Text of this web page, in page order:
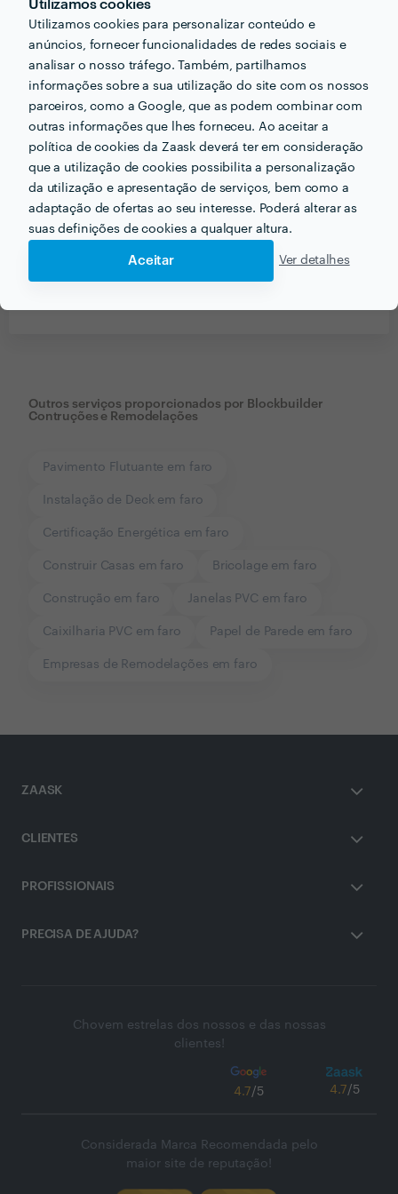
Utilizamos cookies
Utilizamos cookies para personalizar conteúdo e
anúncios, fornecer funcionalidades de redes sociais e
analisar o nosso tráfego. Também, partilhamos
informações sobre a sua utilização do site com os nossos
parceiros, como a Google, que as podem combinar com
outras informações que lhes forneceu. Ao aceitar a
política de cookies da Zaask deverá ter em consideração
que a utilização de cookies possibilita a personalização
da utilização e apresentação de serviços, bem como a
adaptação de ofertas ao seu interesse. Poderá alterar as
suas definições de cookies a qualquer altura.
Aceitar Ver detalhes
Receba várias propostas de profissionais como
Blockbuilder Contruções e Remodelações
Outros serviços proporcionados por Blockbuilder
Contruções e Remodelações
Pavimento Flutuante em faro
Instalação de Deck em faro
Certificação Energética em faro
Construir Casas em faro Bricolage em faro
Construção em faro Janelas PVC em faro
Caixilharia PVC em faro Papel de Parede em faro
Empresas de Remodelações em faro
ZAASK
CLIENTES
PROFISSIONAIS
PRECISA DE AJUDA?
Chovem estrelas dos nossos e das nossas
clientes!
4.7/5 4.7/5
Considerada Marca Recomendada pelo
maior site de reputação!